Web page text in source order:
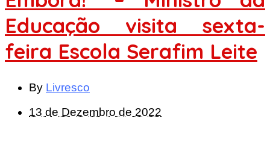
Educação visita sexta-
feira Escola Serafim Leite
By Livresco
13 de Dezembro de 2022